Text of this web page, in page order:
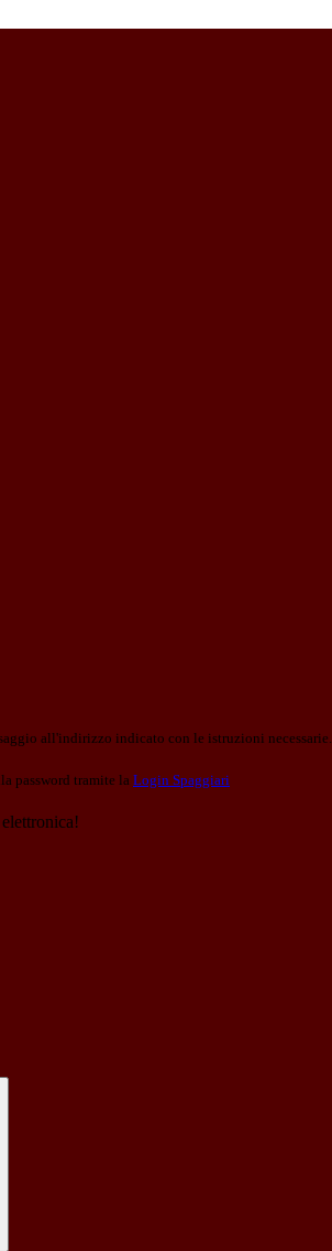
all'indirizzo indicato con le istruzioni necessarie.
password tramite la Login Spaggiari